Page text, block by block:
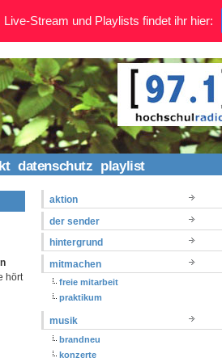
datenschutz playlist
hört
aktion
der sender
hintergrund
mitmachen
freie mitarbeit
praktikum
musik
brandneu
konzerte
Stream und Playlists findet ihr hier: